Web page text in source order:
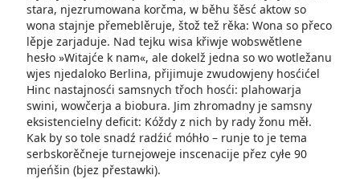
stara, njezrumowana korčma, w běhu šěsć aktow so
wona stajnje přemeblěruje, štož tež rěka: Wona so přeco
lěpje zarjaduje. Nad tejku wisa křiwje wobswětlene
hesło »Witajće k nam«, ale dokelž jedna so wo wotležanu
wjes njedaloko Berlina, přijimuje zwudowjeny hosćićel
Hinc nastajnosći samsnych třoch hosći: plahowarja
swini, wowčerja a biobura. Jim zhromadny je samsny
eksistencielny deficit: Kóždy z nich by rady žonu měł.
Kak by so tole snadź radźić móhło – runje to je tema
serbskorěčneje turnejoweje inscenacije přez cyłe 90
mjeńšin (bjez přestawki).